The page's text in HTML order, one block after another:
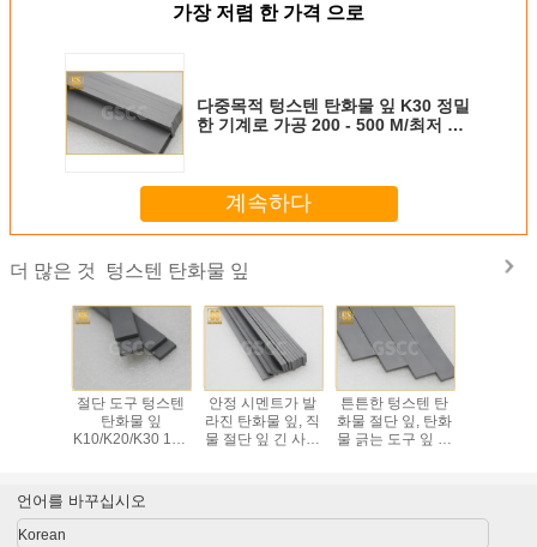
가장 저렴 한 가격 으로
다중목적 텅스텐 탄화물 잎 K30 정밀
한 기계로 가공 200 - 500 M/최저 속
계속하다
더 많은 것 텅스텐 탄화물 잎
절단 도구 텅스텐
탄화물 잎
K10/K20/K30 110
안정 시멘트가 발
라진 탄화물 잎, 직
물 절단 잎 긴 사용
튼튼한 텅스텐 탄
화물 절단 잎, 탄화
물 긁는 도구 잎 내
언어를 바꾸십시오
Korean